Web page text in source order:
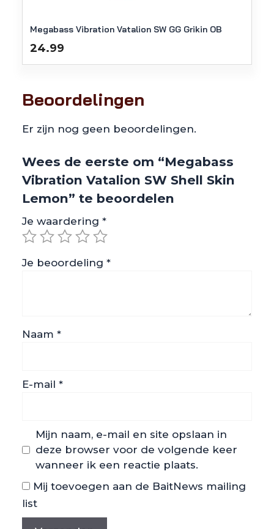
Megabass Vibration Vatalion SW GG Grikin OB
24.99
Beoordelingen
Er zijn nog geen beoordelingen.
Wees de eerste om “Megabass
Vibration Vatalion SW Shell Skin
Lemon” te beoordelen
Je waardering *
Je beoordeling *
Naam *
E-mail *
Mijn naam, e-mail en site opslaan in
deze browser voor de volgende keer
wanneer ik een reactie plaats.
Mij toevoegen aan de BaitNews mailing
list